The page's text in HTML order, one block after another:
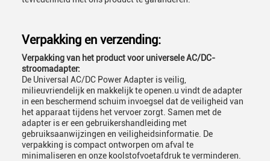
Verpakking en verzending:
Verpakking van het product voor universele AC/DC-
stroomadapter:
De Universal AC/DC Power Adapter is veilig,
milieuvriendelijk en makkelijk te openen.u vindt de adapter
in een beschermend schuim invoegsel dat de veiligheid van
het apparaat tijdens het vervoer zorgt. Samen met de
adapter is er een gebruikershandleiding met
gebruiksaanwijzingen en veiligheidsinformatie. De
verpakking is compact ontworpen om afval te
minimaliseren en onze koolstofvoetafdruk te verminderen.